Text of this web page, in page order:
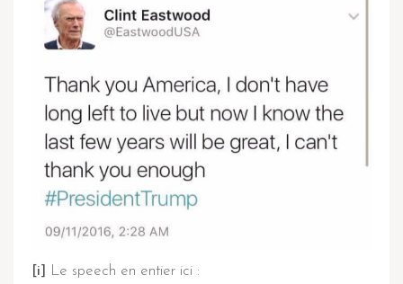
[i]
Le speech en entier ici :